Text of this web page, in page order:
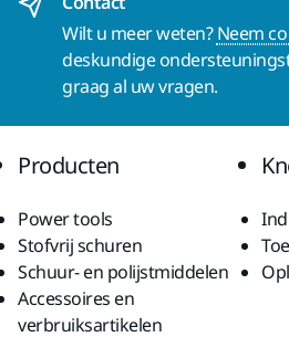
Wilt u meer weten?Neem
deskundige
graag al uw vragen.
Producten
Power tools
Stofvrij schuren
Schuur- en polijstmiddelen
Accessoires en
verbruiksartikelen